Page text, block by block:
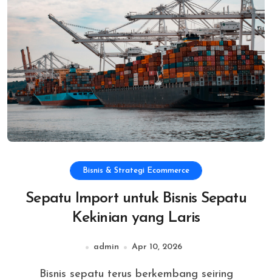
Bisnis & Strategi Ecommerce
Sepatu Import untuk Bisnis Sepatu
Kekinian yang Laris
admin Apr 10, 2026
Bisnis sepatu terus berkembang seiring